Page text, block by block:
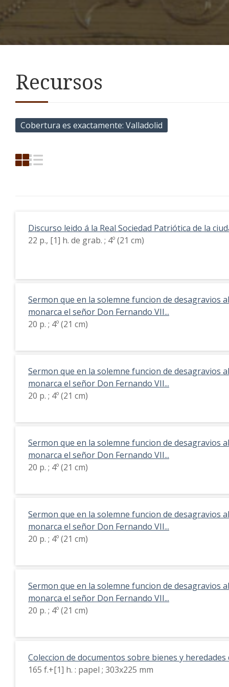
Recursos
Cobertura es exactamente Valladolid
Discurso leido á la Real Sociedad Patriótica de la
22 p., [1] h. de grab. ; 4º (21 cm)
Sermon que en la solemne funcion de desagravios
monarca el señor Don Fernando VII...
20 p. ; 4º (21 cm)
Sermon que en la solemne funcion de desagravios
monarca el señor Don Fernando VII...
20 p. ; 4º (21 cm)
Sermon que en la solemne funcion de desagravios
monarca el señor Don Fernando VII...
20 p. ; 4º (21 cm)
Sermon que en la solemne funcion de desagravios
monarca el señor Don Fernando VII...
20 p. ; 4º (21 cm)
Sermon que en la solemne funcion de desagravios
monarca el señor Don Fernando VII...
20 p. ; 4º (21 cm)
Coleccion de documentos sobre bienes y
165 f.+[1] h. : papel ; 303x225 mm